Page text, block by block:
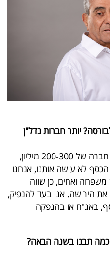
יותר חברות נדל"ן
"הנפקתי ב-2004, זאת הייתה חברה של 200-300 מיליון,
6.5 מיליארד. הכסף לא עושה אותנו, אנחנו
ואחים, כן שווה
הירושה. אני בעד להנפיק,
באג"ח או בהנפקה
כמה תבנו בשנה הבאה?